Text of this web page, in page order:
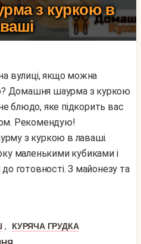
з куркою в
Домашня шаурма з куркою
блюдо, яке підкорить вас
Рекомендую!
з куркою в лаваші.
маленькими кубиками і
готовності. З майонезу та
,
КУРЯЧА ГРУДКА